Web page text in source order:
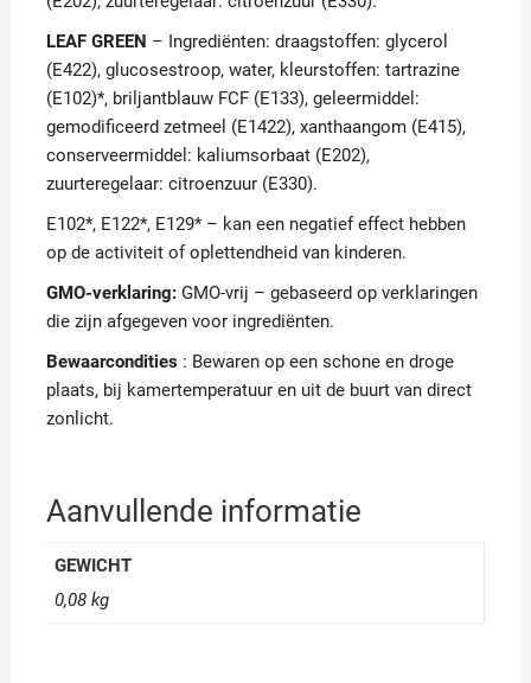
LEAF GREEN – Ingrediënten: draagstoffen: glycerol
(E422), glucosestroop, water, kleurstoffen: tartrazine
(E102)*, briljantblauw FCF (E133), geleermiddel:
gemodificeerd zetmeel (E1422), xanthaangom (E415),
conserveermiddel: kaliumsorbaat (E202),
zuurteregelaar: citroenzuur (E330).
E102*, E122*, E129* – kan een negatief effect hebben
op de activiteit of oplettendheid van kinderen.
GMO-verklaring:GMO-vrij – gebaseerd op verklaringen
die zijn afgegeven voor ingrediënten.
Bewaarcondities: Bewaren op een schone en droge
plaats, bij kamertemperatuur en uit de buurt van direct
zonlicht.
Aanvullende informatie
GEWICHT
0,08 kg